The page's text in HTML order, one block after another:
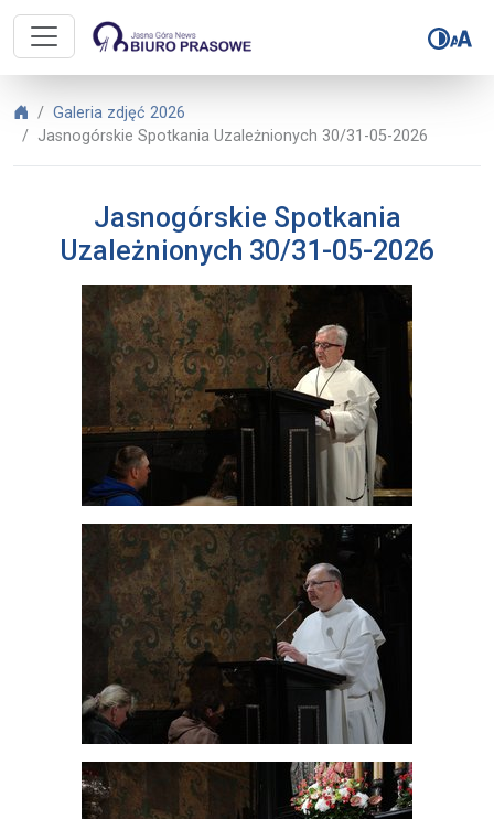
Biuro Prasowe Jasnej Góry –
Biuro Prasowe Jasnej Góry
Galeria zdjęć 2026
Jasnogórskie Spotkania Uzależnionych 30/31-05-2026
Jasnogórskie Spotkania
Uzależnionych 30/31-05-2026